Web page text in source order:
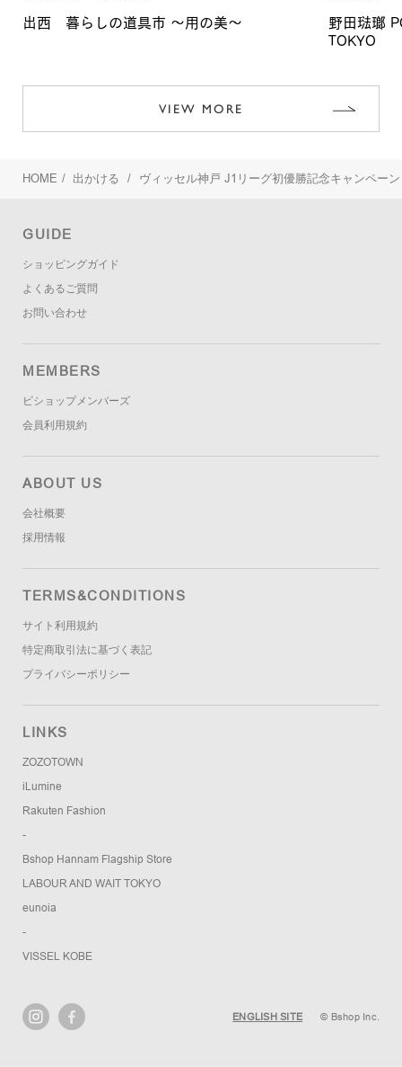
出西 暮らしの道具市 〜用の美〜
野田琺瑯
TOKYO
VIEW MORE
HOME / 出かける / ヴィッセル神戸 J1リーグ初優勝記念キャンペーン
GUIDE
ショッピングガイド
よくあるご質問
お問い合わせ
MEMBERS
ビショップメンバーズ
会員利用規約
ABOUT US
会社概要
採用情報
TERMS&CONDITIONS
サイト利用規約
特定商取引法に基づく表記
プライバシーポリシー
LINKS
ZOZOTOWN
iLumine
Rakuten Fashion
-
Bshop Hannam Flagship Store
LABOUR AND WAIT TOKYO
eunoia
-
VISSEL KOBE
ENGLISH SITE © Bshop Inc.